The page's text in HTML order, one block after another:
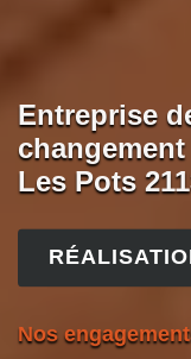
Entreprise
Les Pots
Nos